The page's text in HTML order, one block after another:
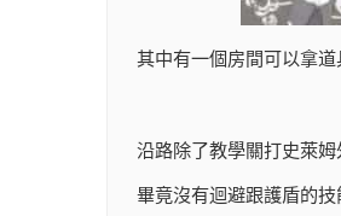
其中有一個房間可以拿道
沿路除了教學關打史萊
畢竟沒有迴避跟護盾的技